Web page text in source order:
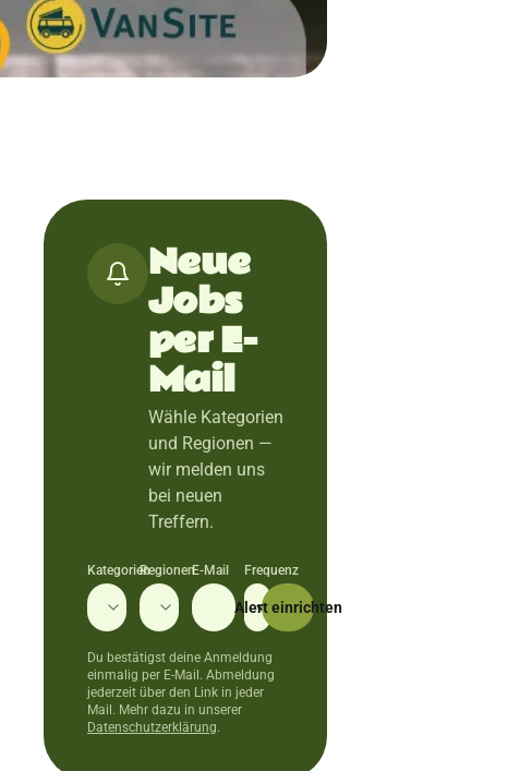
Neue
Jobs
per E-
Mail
Wähle Kategorien
und Regionen —
wir melden uns
bei neuen
Treffern.
Kategorien
Alle Kategorien
Regionen
Alle Regionen
E-Mail Frequenz
Alert einrichten
Du bestätigst deine Anmeldung
einmalig per E-Mail. Abmeldung
jederzeit über den Link in jeder
Mail. Mehr dazu in unserer
Datenschutzerklärung.